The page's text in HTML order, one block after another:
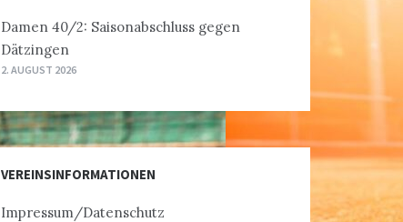
Damen 40/2: Saisonabschluss gegen
Dätzingen
2. AUGUST 2026
VEREINSINFORMATIONEN
Impressum/Datenschutz